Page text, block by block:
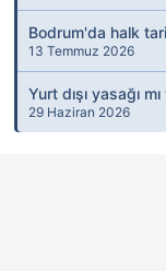
Bodrum'da halk
13 Temmuz 2026
Yurt dışı yasağı
29 Haziran 2026